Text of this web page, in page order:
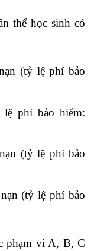
thể học sinh có
(tỷ lệ phí bảo
phí bảo hiểm:
(tỷ lệ phí bảo
(tỷ lệ phí bảo
phạm vi A, B, C